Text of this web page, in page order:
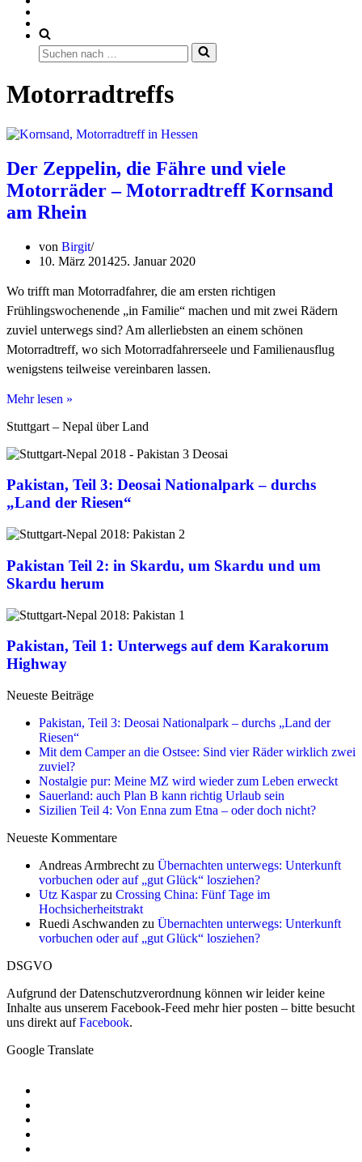
Suchen
nach …
Motorradtreffs
Der Zeppelin, die Fähre und viele
Motorräder – Motorradtreff Kornsand
am Rhein
von Birgit
10. März 201425. Januar 2020
Wo trifft man Motorradfahrer, die am ersten richtigen
Frühlingswochenende „in Familie“ machen und mit zwei Rädern
zuviel unterwegs sind? Am allerliebsten an einem schönen
Motorradtreff, wo sich Motorradfahrerseele und Familienausflug
wenigstens teilweise vereinbaren lassen.
Mehr lesen »
die
und
Motorräder
–
Kornsand
am
Rhein
Stuttgart – Nepal über Land
Pakistan, Teil 3: Deosai Nationalpark – durchs
„Land der Riesen“
Pakistan Teil 2: in Skardu, um Skardu und um
Skardu herum
Pakistan, Teil 1: Unterwegs auf dem Karakorum
Highway
Neueste Beiträge
Pakistan, Teil 3: Deosai Nationalpark – durchs „Land der
Riesen“
Mit dem Camper an die Ostsee: Sind vier Räder wirklich zwei
zuviel?
Nostalgie pur: Meine MZ wird wieder zum Leben erweckt
Sauerland: auch Plan B kann richtig Urlaub sein
Sizilien Teil 4: Von Enna zum Etna – oder doch nicht?
Neueste Kommentare
Andreas Armbrecht zu Übernachten unterwegs: Unterkunft
vorbuchen oder auf „gut Glück“ losziehen?
Utz Kasparzu Crossing China: Fünf Tage im
Hochsicherheitstrakt
Ruedi Aschwanden zu Übernachten unterwegs: Unterkunft
vorbuchen oder auf „gut Glück“ losziehen?
DSGVO
Aufgrund der Datenschutzverordnung können wir leider keine
Inhalte aus unserem Facebook-Feed mehr hier posten – bitte besucht
uns direkt aufFacebook.
Google Translate